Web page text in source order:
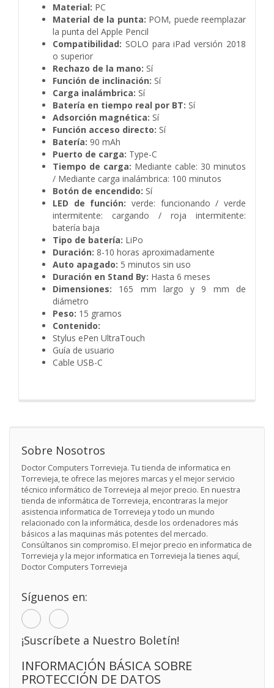
Material: PC
Material de la punta: POM, puede reemplazar
la punta del Apple Pencil
Compatibilidad: SOLO para iPad versión 2018
o superior
Rechazo de la mano: Sí
Función de inclinación: Sí
Carga inalámbrica: Sí
Batería en tiempo real por BT: Sí
Adsorción magnética: Sí
Función acceso directo: Sí
Batería: 90 mAh
Puerto de carga: Type-C
Tiempo de carga: Mediante cable: 30 minutos
/ Mediante carga inalámbrica: 100 minutos
Botón de encendido: Sí
LED de función: verde: funcionando / verde
intermitente: cargando / roja intermitente:
batería baja
Tipo de batería: LiPo
Duración: 8-10 horas aproximadamente
Auto apagado: 5 minutos sin uso
Duración en Stand By: Hasta 6 meses
Dimensiones: 165 mm largo y 9 mm de
diámetro
Peso: 15 gramos
Contenido:
Stylus ePen UltraTouch
Guía de usuario
Cable USB-C
Sobre Nosotros
Doctor Computers Torrevieja. Tu tienda de informatica en
Torrevieja, te ofrece las mejores marcas y el mejor servicio
técnico informático de Torrevieja al mejor precio. En nuestra
tienda de informática de Torrevieja, encontraras la mejor
asistencia informatica de Torrevieja y todo un mundo
relacionado con la informática, desde los ordenadores más
básicos a las maquinas más potentes del mercado.
Consúltanos sin compromiso. El mejor precio en informatica de
Torrevieja y la mejor informatica en Torrevieja la tienes aquí,
Doctor Computers Torrevieja
Síguenos en:
¡Suscríbete a Nuestro Boletín!
INFORMACIÓN BÁSICA SOBRE
PROTECCIÓN DE DATOS